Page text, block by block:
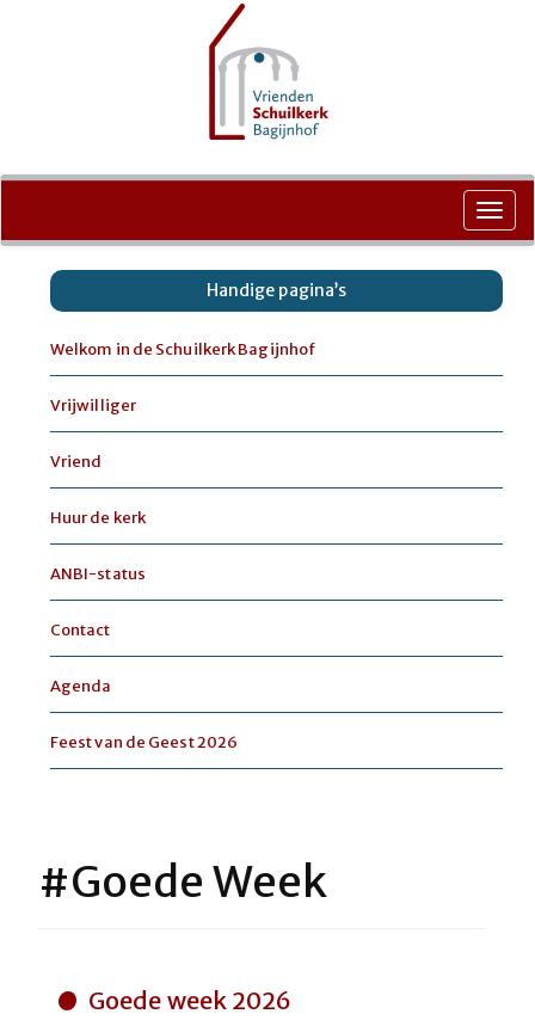
Ga
Handige pagina’s
Welkom in de Schuilkerk Bagijnhof
Vrijwilliger
Vriend
Huur de kerk
ANBI-status
Contact
Agenda
Feest van de Geest 2026
#Goede Week
Goede week 2026